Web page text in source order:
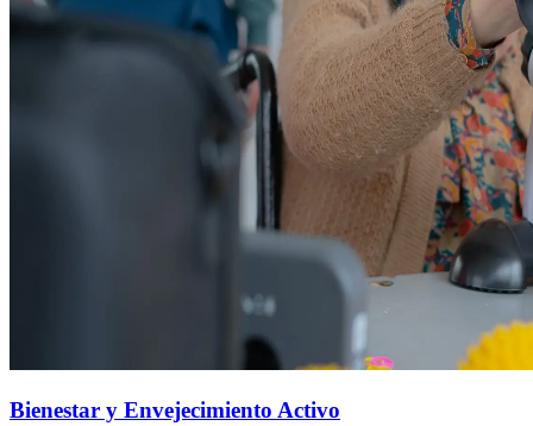
Bienestar y Envejecimiento Activo